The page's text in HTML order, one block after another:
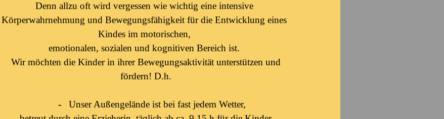
Denn allzu oft wird vergessen wie wichtig eine intensive
Körperwahrnehmung und Bewegungsfähigkeit für die Entwicklung eines
Kindes im motorischen,
emotionalen, sozialen und kognitiven Bereich ist.
Wir möchten die Kinder in ihrer Bewegungsaktivität unterstützen und
fördern! D.h.
- Unser Außengelände ist bei fast jedem Wetter,